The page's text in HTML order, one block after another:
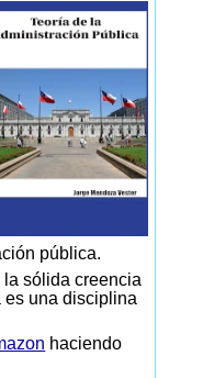
pública.
la sólida creencia
una disciplina
haciendo